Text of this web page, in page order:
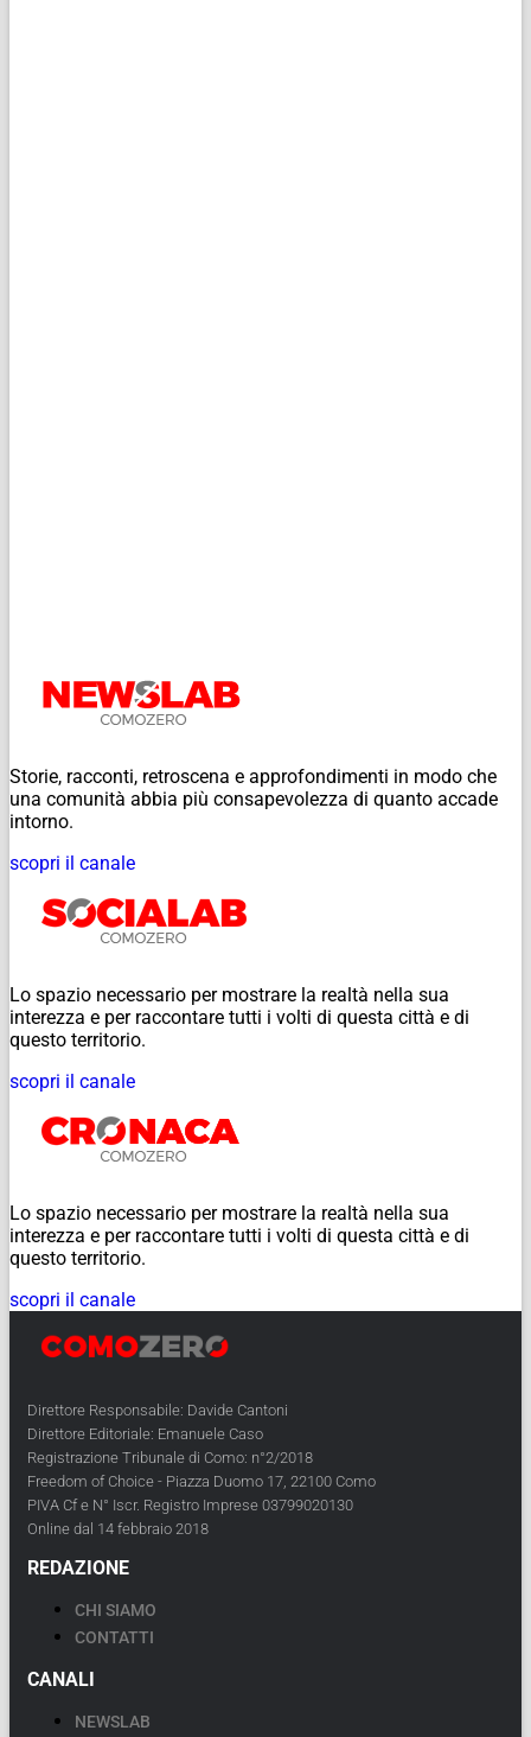
Storie, racconti, retroscena e approfondimenti in modo che
una comunità abbia più consapevolezza di quanto accade
intorno.
scopri il canale
Lo spazio necessario per mostrare la realtà nella sua
interezza e per raccontare tutti i volti di questa città e di
questo territorio.
scopri il canale
Lo spazio necessario per mostrare la realtà nella sua
interezza e per raccontare tutti i volti di questa città e di
questo territorio.
scopri il canale
Direttore Responsabile: Davide Cantoni
Direttore Editoriale: Emanuele Caso
Registrazione Tribunale di Como: n°2/2018
Freedom of Choice - Piazza Duomo 17, 22100 Como
PIVA Cf e N° Iscr. Registro Imprese 03799020130
Online dal 14 febbraio 2018
REDAZIONE
CHI SIAMO
CONTATTI
CANALI
NEWSLAB